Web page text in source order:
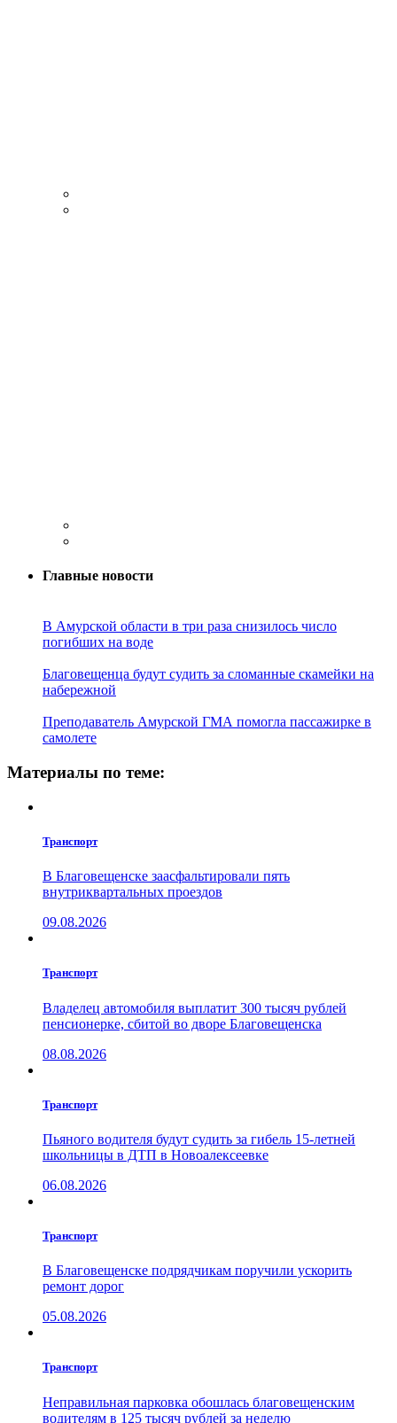
Главные новости
В Амурской области в три раза снизилось число
погибших на воде
Благовещенца будут судить за сломанные скамейки на
набережной
Преподаватель Амурской ГМА помогла пассажирке в
самолете
Материалы по теме:
Транспорт
В Благовещенске заасфальтировали пять
внутриквартальных проездов
09.08.2026
Транспорт
Владелец автомобиля выплатит 300 тысяч рублей
пенсионерке, сбитой во дворе Благовещенска
08.08.2026
Транспорт
Пьяного водителя будут судить за гибель 15-летней
школьницы в ДТП в Новоалексеевке
06.08.2026
Транспорт
В Благовещенске подрядчикам поручили ускорить
ремонт дорог
05.08.2026
Транспорт
Неправильная парковка обошлась благовещенским
водителям в 125 тысяч рублей за неделю